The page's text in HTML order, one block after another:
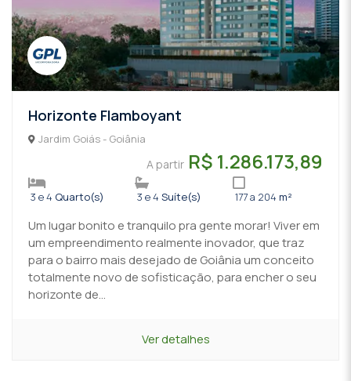
Horizonte Flamboyant
Jardim Goiás - Goiânia
A partir R$ 1.286.173,89
3 e 4 Quarto(s) 3 e 4 Suíte(s) 177 a 204 m²
Um lugar bonito e tranquilo pra gente morar! Viver em
um empreendimento realmente inovador, que traz
para o bairro mais desejado de Goiânia um conceito
totalmente novo de sofisticação, para encher o seu
horizonte de...
Ver detalhes